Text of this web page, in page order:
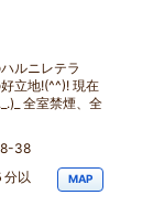
ルニレテラ
立地!(^^)! 現在
全室禁煙、全
38
分以
MAP